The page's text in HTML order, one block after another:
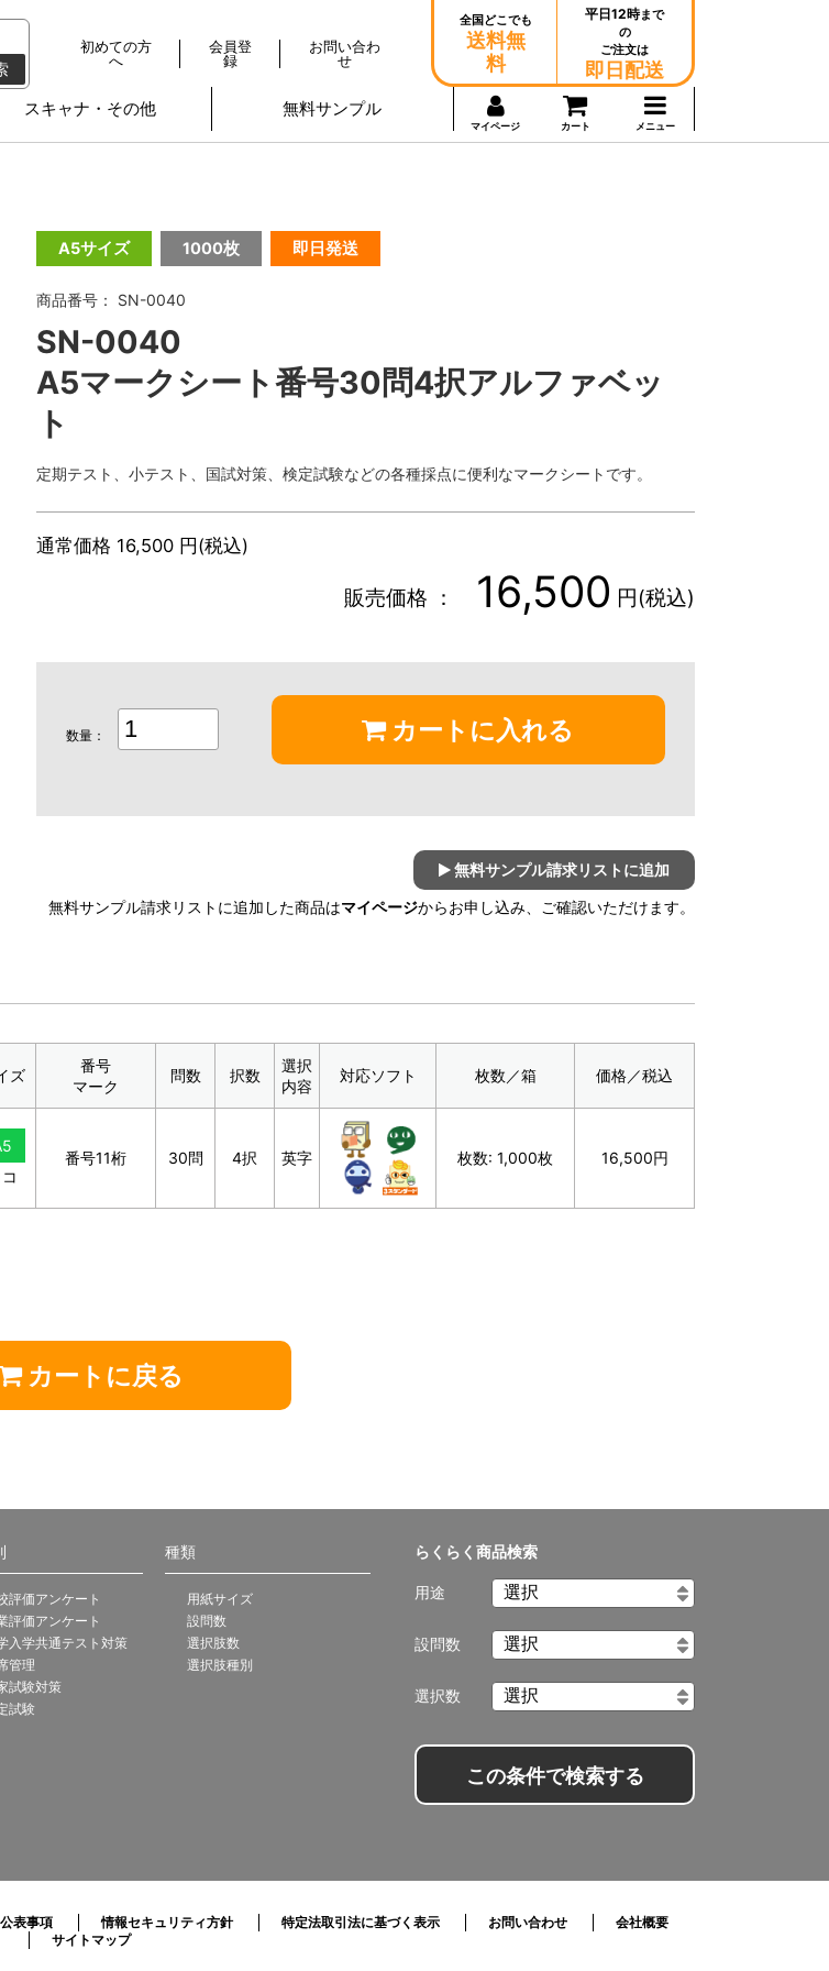
初めての方
へ
会員登
録
お問い合わ
せ
全国どこでも
送料無
料
平日12時まで
の
ご注文は
即日配送
スキャナ・その他 無料サンプル
マイページ カート メニュー
A5サイズ 1000枚 即日発送
商品番号： SN-0040
SN-0040
A5マークシート番号30問4択アルファベッ
ト
定期テスト、小テスト、国試対策、検定試験などの各種採点に便利なマークシートです。
通常価格 16,500 円(税込)
販売価格 ： 16,500 円(税込)
数量： カートに入れる
無料サンプル請求リストに追加
無料サンプル請求リストに追加した商品はマイページからお申し込み、ご確認いただけます。
ズ
番号
マーク
問数 択数
選択
内容
対応ソフト 枚数／箱 価格／税込
番号11桁 30問 4択 英字 枚数: 1,000枚 16,500円
カートに戻る
らくらく商品検索
用途
設問数
選択数
この条件で検索する
評価アンケート
評価アンケート
入学共通テスト対策
管理
試験対策
試験
種類
用紙サイズ
設問数
選択肢数
選択肢種別
表事項 情報セキュリティ方針 特定法取引法に基づく表示 お問い合わせ
会社概要
サイトマップ